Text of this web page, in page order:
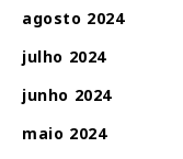
agosto 2024
julho 2024
junho 2024
maio 2024